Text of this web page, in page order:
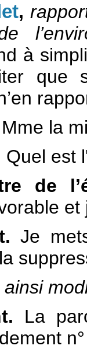
,
à
la
Quel est
de
Je
La